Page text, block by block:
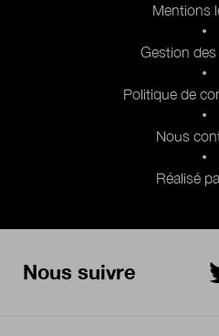
Nous suivre
Mentions
Gestion
Politique de
Nous
Réalisé